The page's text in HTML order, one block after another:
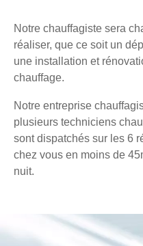
Notre chauffagiste sera
réaliser, que ce soit un
une installation et
chauffage.
Notre entreprise
plusieurs techniciens
sont dispatchés sur les 6
chez vous en moins de
nuit.